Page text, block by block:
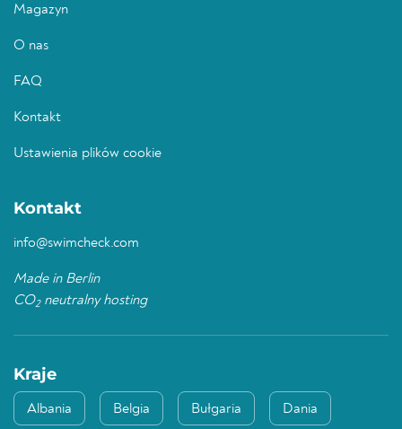
Magazyn
O nas
FAQ
Kontakt
Ustawienia plików cookie
Kontakt
info@swimcheck.com
Made in Berlin
CO2neutralny hosting
Kraje
Albania Belgia Bułgaria Dania